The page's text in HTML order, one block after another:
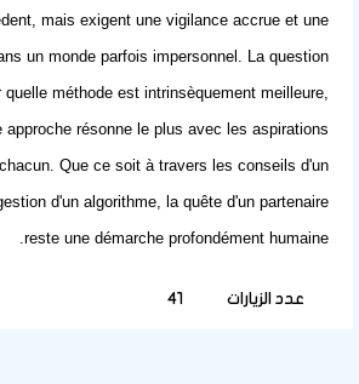
mais exigent une vigilance accrue et une
un monde parfois impersonnel. La question
méthode est intrinsèquement meilleure,
résonne le plus avec les aspirations
Que ce soit à travers les conseils d'un
d'un algorithme, la quête d'un partenaire
reste une démarche profondément humaine.
عدد الزيارات 41